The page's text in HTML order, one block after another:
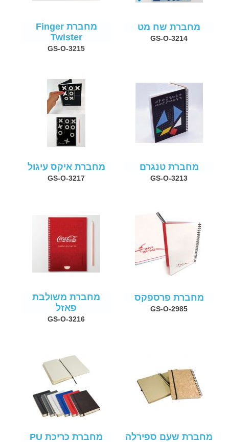
מחברת שח מט
GS-O-3214
מחברת Finger
Twister
GS-O-3215
מחברת טנגרם
GS-O-3213
מחברת איקס עיגול
GS-O-3217
מחברת פרספקס
GS-O-2985
מחברת משולבת
פאזל
GS-O-3216
מחברת שעם ספירלה
מחברת כריכת PU